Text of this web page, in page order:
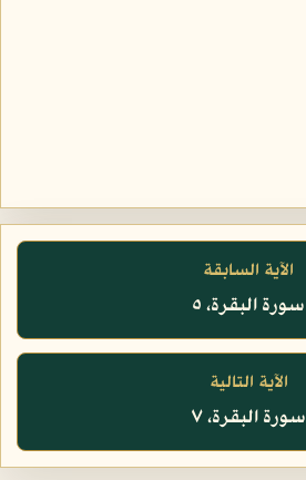
الآية السابقة
سورة البقرة، ٥
الآية التالية
سورة البقرة، ٧